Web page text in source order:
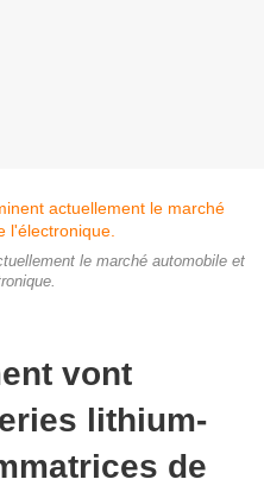
le marché automobile et
vont
lithium-
de